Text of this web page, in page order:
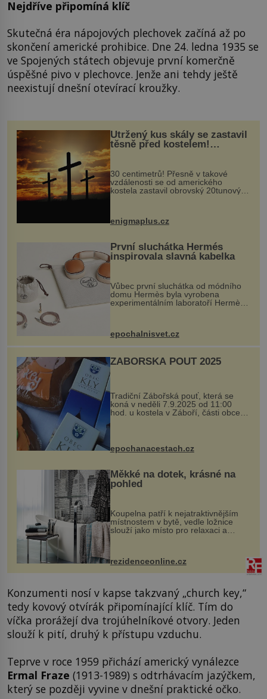
Nejdříve připomíná klíč
Skutečná éra nápojových plechovek začíná až po
skončení americké prohibice. Dne 24. ledna 1935 se
ve Spojených státech objevuje první komerčně
úspěšné pivo v plechovce. Jenže ani tehdy ještě
neexistují dnešní otevírací kroužky.
Utržený kus skály se zastavil
těsně před kostelem!
Ochránila ho boží síla?
30 centimetrů! Přesně v takové
vzdálenosti se od amerického
kostela zastavil obrovský 20tunový
...
enigmaplus.cz
První sluchátka Hermés
inspirovala slavná kabelka
Vůbec první sluchátka od módního
domu Hermès byla vyrobena
experimentálním laboratoří Hermès
kovový...
epochalnisvet.cz
ZÁBOŘSKÁ POUŤ 2025
Tradiční Zábořská pouť, která se
koná v neděli 7.9.2025 od 11:00
hod. u kostela v Záboří, části obce
Kly u Mělníka. V programu naleznete
komentovanou prohlídku kostela,
epochanacestach.cz
Měkké na dotek, krásné na
pohled
Koupelna patří k nejatraktivnějším
místnostem v bytě, vedle ložnice
slouží jako místo pro relaxaci a
odpočinek. Koupelnový textil –
ručníky, osušky a koberečky –
mohou jako mávnutím kouzelného
proutku...
rezidenceonline.cz
Konzumenti nosí v kapse takzvaný „church key,“
tedy kovový otvírák připomínající klíč. Tím do
víčka prorážejí dva trojúhelníkové otvory. Jeden
slouží k pití, druhý k přístupu vzduchu.
Teprve v roce 1959 přichází americký vynálezce
Ermal Fraze (1913-1989) s odtrhávacím jazýčkem,
který se později vyvine v dnešní praktické očko.